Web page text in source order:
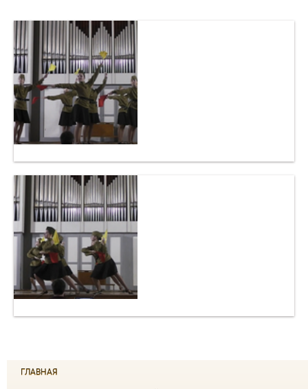
ГЛАВНАЯ